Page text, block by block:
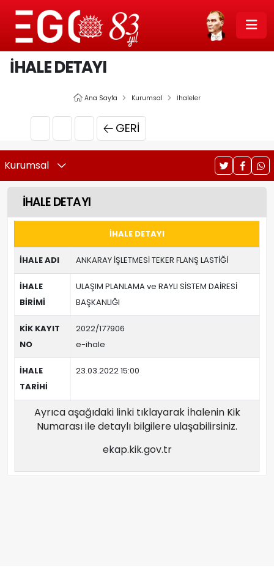
İHALE DETAYI
Ana Sayfa Kurumsal İhaleler
GERI
Kurumsal
İHALE DETAYI
İHALE DETAYI
İHALE ADI ANKARAY İŞLETMESİ TEKER FLANŞ LASTİĞİ
İHALE
BİRİMİ
ULAŞIM PLANLAMA ve RAYLI SİSTEM DAİRESİ
BAŞKANLIĞI
KİK KAYIT
NO
2022/177906
e-ihale
İHALE
TARİHİ
23.03.2022 15:00
Ayrıca aşağıdaki linki tıklayarak İhalenin Kik
Numarası ile detaylı bilgilere ulaşabilirsiniz.
ekap.kik.gov.tr